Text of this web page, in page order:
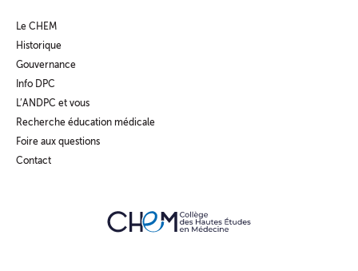
Le CHEM
Historique
Gouvernance
Info DPC
L’ANDPC et vous
Recherche éducation médicale
Foire aux questions
Contact